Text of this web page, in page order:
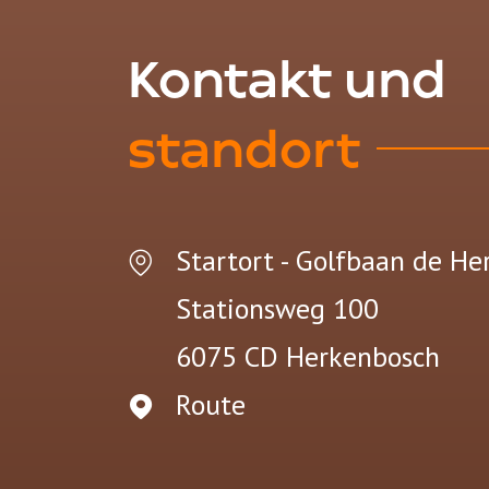
Kontakt und
standort
Startort - Golfbaan de
Stationsweg 100
6075 CD Herkenbosch
Route